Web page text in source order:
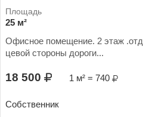
25 м²
Офисное помещение. 2 этаж
цевой стороны дороги...
18 500 1 м² = 740
Собственник